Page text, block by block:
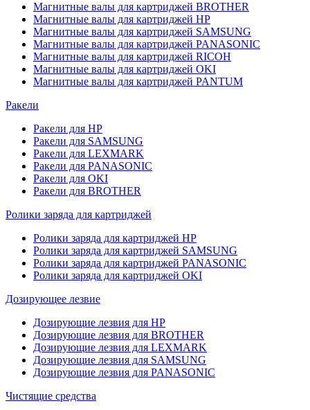
Магнитные валы для картриджей BROTHER
Магнитные валы для картриджей HP
Магнитные валы для картриджей SAMSUNG
Магнитные валы для картриджей PANASONIC
Магнитные валы для картриджей RICOH
Магнитные валы для картриджей OKI
Магнитные валы для картриджей PANTUM
Ракели
Ракели для HP
Ракели для SAMSUNG
Ракели для LEXMARK
Ракели для PANASONIC
Ракели для OKI
Ракели для BROTHER
Ролики заряда для картриджей
Ролики заряда для картриджей HP
Ролики заряда для картриджей SAMSUNG
Ролики заряда для картриджей PANASONIC
Ролики заряда для картриджей OKI
Дозирующее лезвие
Дозирующие лезвия для HP
Дозирующие лезвия для BROTHER
Дозирующие лезвия для LEXMARK
Дозирующие лезвия для SAMSUNG
Дозирующие лезвия для PANASONIC
Чистящие средства